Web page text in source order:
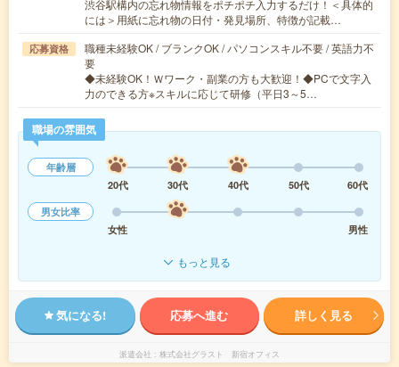
渋谷駅構内の忘れ物情報をポチポチ入力するだけ！＜具体的
には＞用紙に忘れ物の日付・発見場所、特徴が記載…
応募資格
職種未経験OK / ブランクOK / パソコンスキル不要 / 英語力不
要
◆未経験OK！Ｗワーク・副業の方も大歓迎！◆PCで文字入
力のできる方※スキルに応じて研修（平日3～5…
職場の雰囲気
年齢層
20代
30代 40代 50代
60代
男女比率
女性
男性
もっと見る
気になる! 応募へ進む 詳しく見る
派遣会社 株式会社グラスト 新宿オフィス